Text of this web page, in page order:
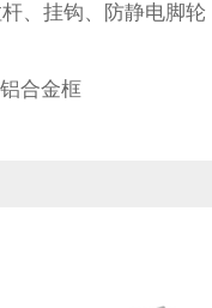
、挂钩、防静电脚轮
合金框